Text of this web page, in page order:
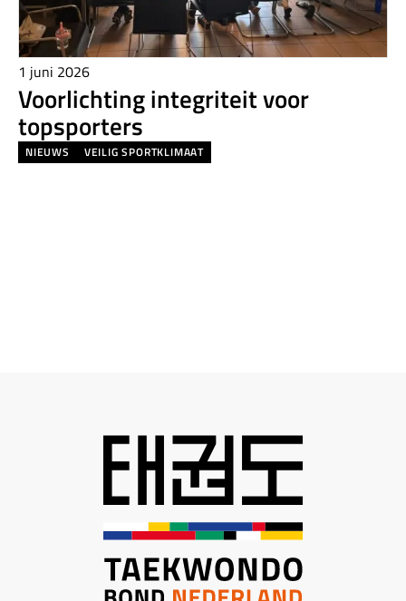
1 juni 2026
Voorlichting integriteit voor
topsporters
NIEUWS VEILIG SPORTKLIMAAT